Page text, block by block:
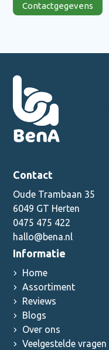
Contactgegevens
Contact
Oude Trambaan 35
6049 GT Herten
0475 475 422
hallo@bena.nl
Informatie
Home
Assortiment
Reviews
Blogs
Over ons
Veelgestelde vragen